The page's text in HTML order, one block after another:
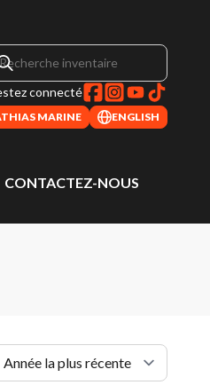
connecté
MARINE ENGLISH
CONTACTEZ-NOUS